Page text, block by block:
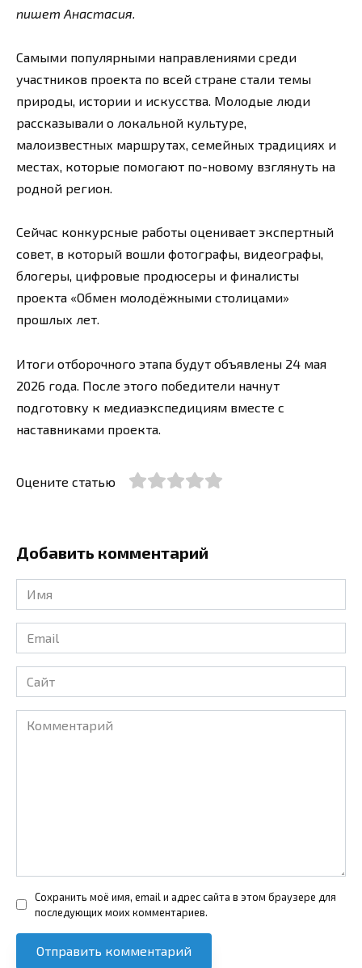
пишет Анастасия.
Самыми популярными направлениями среди
участников проекта по всей стране стали темы
природы, истории и искусства. Молодые люди
рассказывали о локальной культуре,
малоизвестных маршрутах, семейных традициях и
местах, которые помогают по-новому взглянуть на
родной регион.
Сейчас конкурсные работы оценивает экспертный
совет, в который вошли фотографы, видеографы,
блогеры, цифровые продюсеры и финалисты
проекта «Обмен молодёжными столицами»
прошлых лет.
Итоги отборочного этапа будут объявлены 24 мая
2026 года. После этого победители начнут
подготовку к медиаэкспедициям вместе с
наставниками проекта.
Оцените статью
Добавить комментарий
Имя
*
Email
*
Сайт
Комментарий
Сохранить моё имя, email и адрес сайта в этом браузере для
последующих моих комментариев.